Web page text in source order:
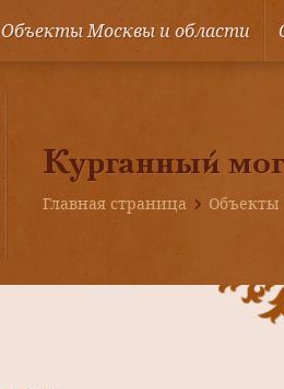
Объекты Москвы и области
Курганный
Главная страница Объекты